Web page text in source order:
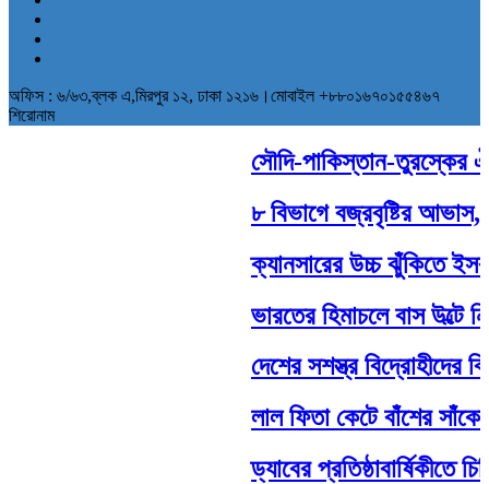
অফিস : ৬/৬৩,ব্লক এ,মিরপুর ১২, ঢাকা ১২১৬।মোবাইল +৮৮০১৬৭০১৫৫৪৬৭
শিরোনাম
সৌদি-পাকিস্তান-তুরস্কের
৮ বিভাগে বজ্রবৃষ্টির আভাস,
ক্যানসারের উচ্চ ঝুঁকিতে
ভারতের হিমাচলে বাস উল্টে
দেশের সশস্ত্র বিদ্রোহীদের
লাল ফিতা কেটে বাঁশের
ড্যাবের প্রতিষ্ঠাবার্ষিকীতে